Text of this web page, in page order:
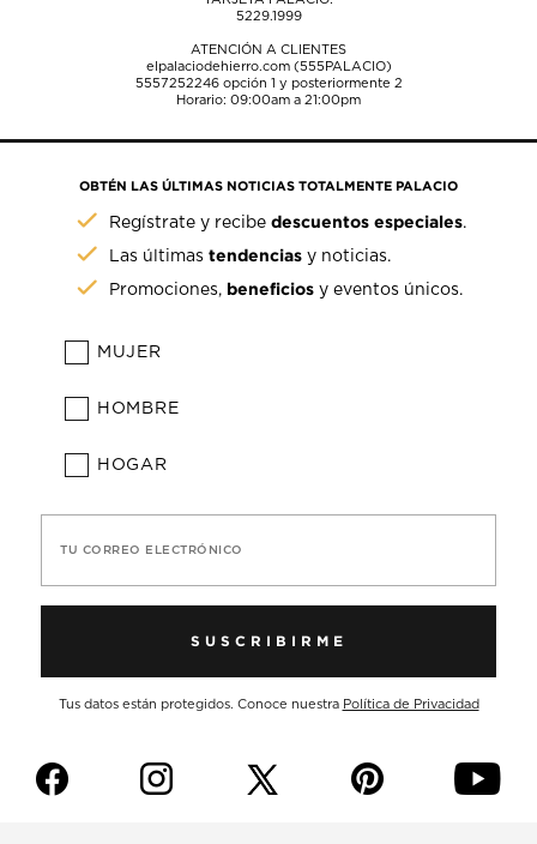
5229.1999
ATENCIÓN A CLIENTES
elpalaciodehierro.com (555PALACIO)
5557252246opción 1 y posteriormente 2
Horario: 09:00am a 21:00pm
OBTÉN LAS ÚLTIMAS NOTICIAS TOTALMENTE PALACIO
Regístrate y recibedescuentos especiales.
Las últimastendencias y noticias.
Promociones, beneficios y eventos únicos.
MUJER
HOMBRE
HOGAR
TU CORREO ELECTRÓNICO
SUSCRIBIRME
Tus datos están protegidos. Conoce nuestra Política de Privacidad
f i p y